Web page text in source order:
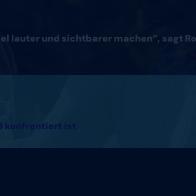
lauter und sichtbarer machen“, sagt
konfrontiert ist